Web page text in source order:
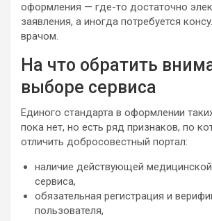
оформления — где-то достаточно
заявления, а иногда потребуется
врачом.
На что обратить
выборе сервиса
Единого стандарта в оформлении
пока нет, но есть ряд признаков, по
отличить добросовестный портал:
наличие действующей
сервиса,
обязательная регистрация и
пользователя,